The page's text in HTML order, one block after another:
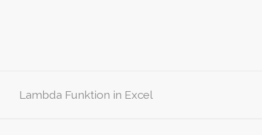
Lambda Funktion in Excel